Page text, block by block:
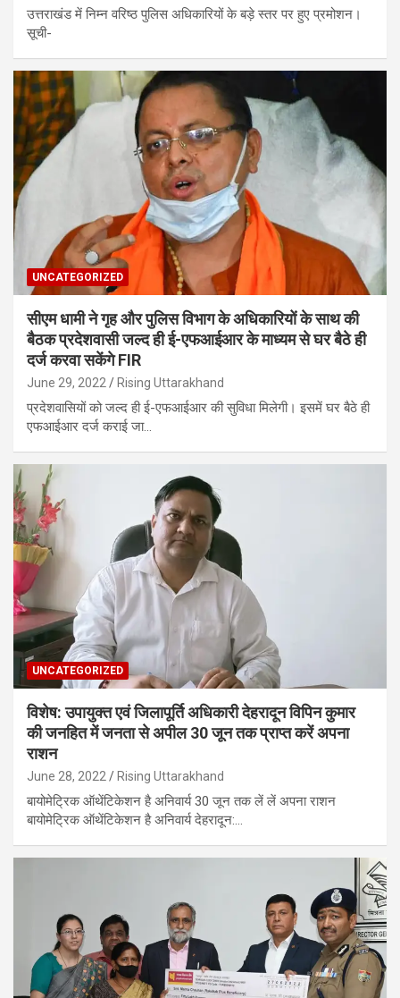
उत्तराखंड में निम्न वरिष्ठ पुलिस अधिकारियों के बड़े स्तर पर हुए प्रमोशन।
सूची-
UNCATEGORIZED
सीएम धामी ने गृह और पुलिस विभाग के अधिकारियों के साथ की
बैठक प्रदेशवासी जल्द ही ई-एफआईआर के माध्यम से घर बैठे ही
दर्ज करवा सकेंगे FIR
June 29, 2022 Rising Uttarakhand
प्रदेशवासियों को जल्द ही ई-एफआईआर की सुविधा मिलेगी। इसमें घर बैठे ही
एफआईआर दर्ज कराई जा…
UNCATEGORIZED
विशेष: उपायुक्त एवं जिलापूर्ति अधिकारी देहरादून विपिन कुमार
की जनहित में जनता से अपील 30 जून तक प्राप्त करें अपना
राशन
June 28, 2022 Rising Uttarakhand
बायोमेट्रिक ऑथेंटिकेशन है अनिवार्य 30 जून तक लें लें अपना राशन
बायोमेट्रिक ऑथेंटिकेशन है अनिवार्य देहरादून:…